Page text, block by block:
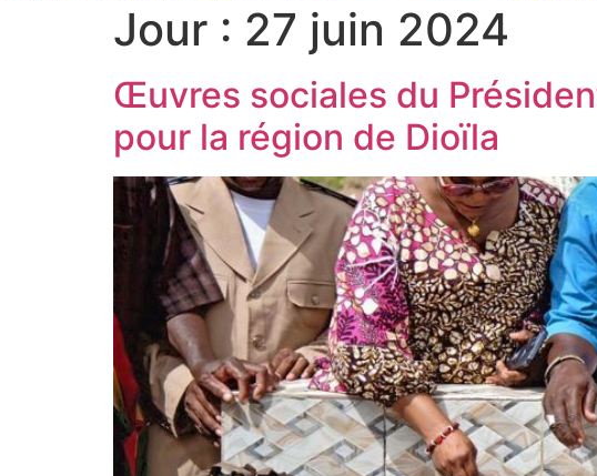
Jour : 27 juin 2024
Œuvres sociales du
pour la région de Dioïla